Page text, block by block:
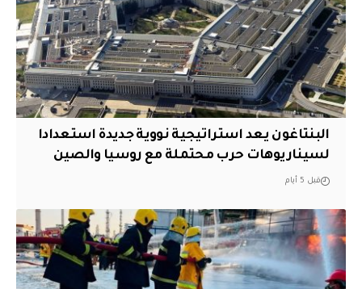
البنتاغون يعد استراتيجية نووية جديدة استعدادا
لسيناريوهات حرب محتملة مع روسيا والصين
قبل 5 أيام